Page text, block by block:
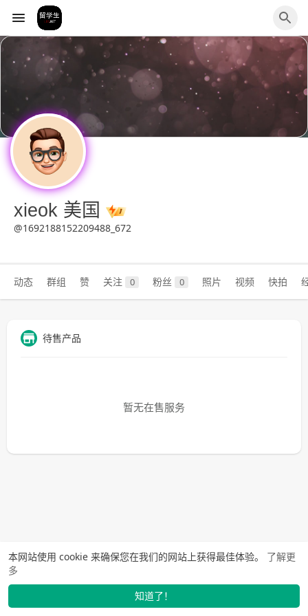
本网站使用 cookie 来确保您在我们的网站上获得最佳体验。 了解更
多
知道了！
xieok 美国
@1692188152209488_672
动态 群组 赞 关注 0 粉丝 0 照片 视频 快拍
待售产品
暂无在售服务
发布